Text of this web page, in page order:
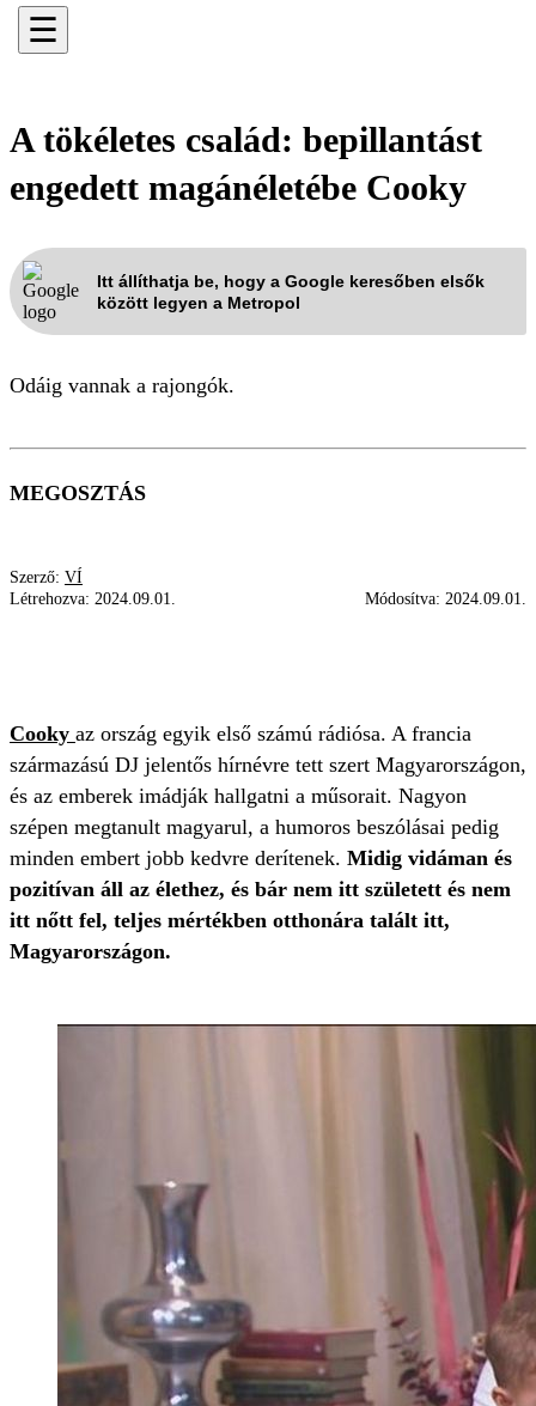
☰
A tökéletes család: bepillantást
engedett magánéletébe Cooky
Itt állíthatja be, hogy a Google keresőben elsők
között legyen a Metropol
Odáig vannak a rajongók.
MEGOSZTÁS
Szerző: VÍ
Létrehozva: 2024.09.01. Módosítva: 2024.09.01.
Cooky az ország egyik első számú rádiósa. A francia
származású DJ jelentős hírnévre tett szert Magyarországon,
és az emberek imádják hallgatni a műsorait. Nagyon
szépen megtanult magyarul, a humoros beszólásai pedig
minden embert jobb kedvre derítenek. Midig vidáman és
pozitívan áll az élethez, és bár nem itt született és nem
itt nőtt fel, teljes mértékben otthonára talált itt,
Magyarországon.